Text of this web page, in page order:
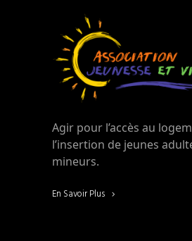
Agir pour l’accès au
l’insertion de jeunes
mineurs.
En Savoir Plus